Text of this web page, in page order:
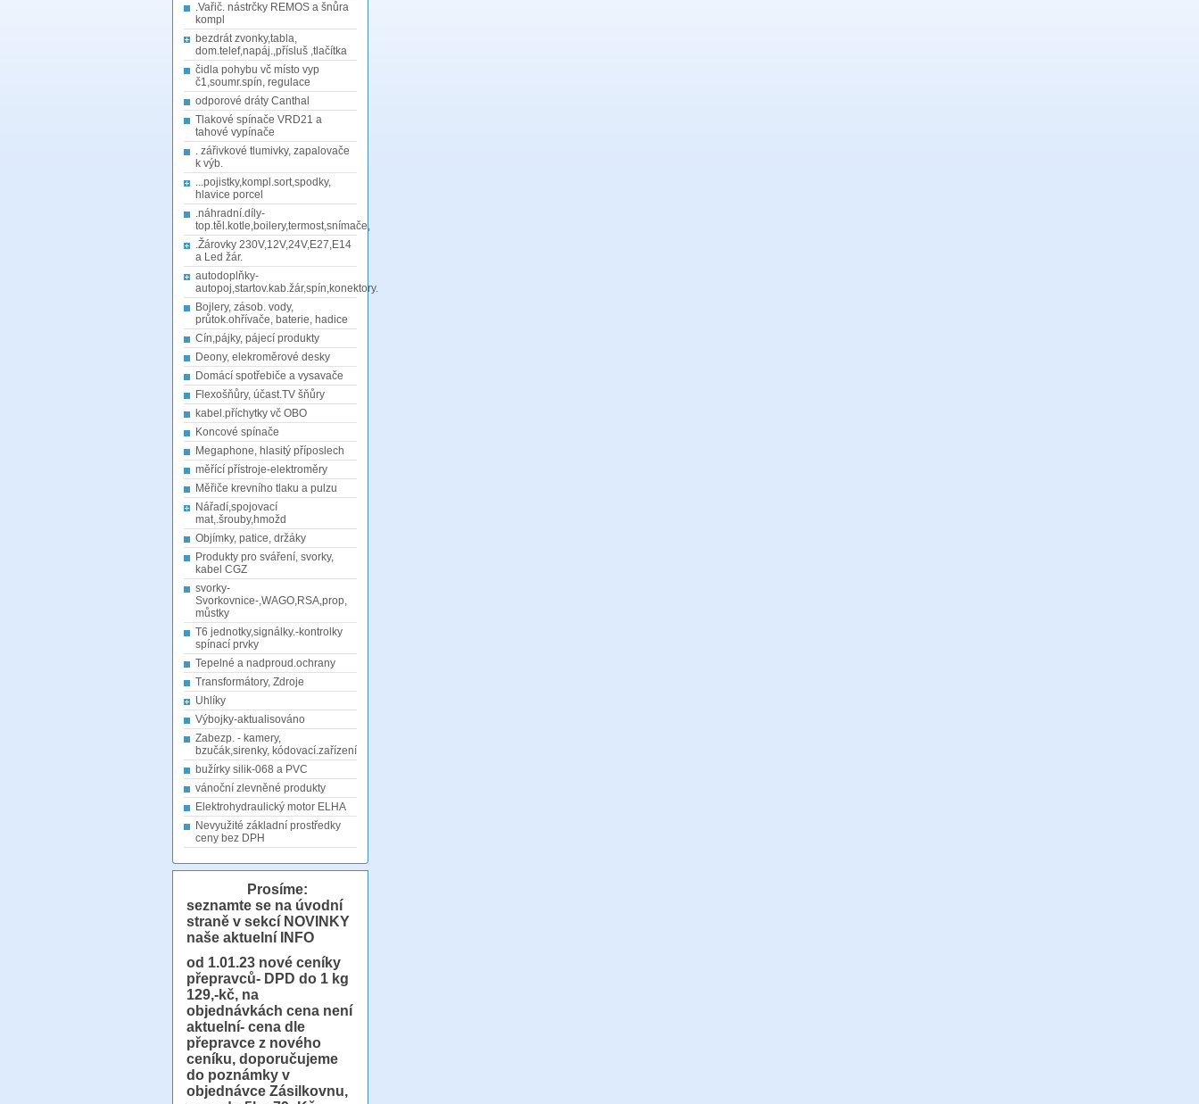
.Vařič. nástrčky REMOS a šnůra
kompl
bezdrát zvonky,tabla,
dom.telef,napáj.,přísluš ,tlačítka
čidla pohybu vč místo vyp
č1,soumr.spín, regulace
odporové dráty Canthal
Tlakové spínače VRD21 a
tahové vypínače
. zářivkové tlumivky, zapalovače
k výb.
...pojistky,kompl.sort,spodky,
hlavice porcel
.náhradní.díly-
top.těl.kotle,boilery,termost,snímače,
.Žárovky 230V,12V,24V,E27,E14
a Led žár.
autodoplňky-
autopoj,startov.kab.žár,spín,konektory.
Bojlery, zásob. vody,
průtok.ohřívače, baterie, hadice
Cín,pájky, pájecí produkty
Deony, elekroměrové desky
Domácí spotřebiče a vysavače
Flexošňůry, účast.TV šňůry
kabel.příchytky vč OBO
Koncové spínače
Megaphone, hlasitý příposlech
měřící přístroje-elektroměry
Měřiče krevního tlaku a pulzu
Nářadí,spojovací
mat,.šrouby,hmožd
Objímky, patice, držáky
Produkty pro sváření, svorky,
kabel CGZ
svorky-
Svorkovnice-,WAGO,RSA,prop,
můstky
T6 jednotky,signálky.-kontrolky
spínací prvky
Tepelné a nadproud.ochrany
Transformátory, Zdroje
Uhlíky
Výbojky-aktualisováno
Zabezp. - kamery,
bzučák,sirenky, kódovací.zařízení
bužírky silik-068 a PVC
vánoční zlevněné produkty
Elektrohydraulický motor ELHA
Nevyužité základní prostředky
ceny bez DPH
Prosíme:
seznamte se na úvodní
straně v sekcí NOVINKY
naše aktuelní INFO
od 1.01.23 nové ceníky
přepravců- DPD do 1 kg
129,-kč, na
objednávkách cena není
aktuelní- cena dle
přepravce z nového
ceníku, doporučujeme
do poznámky v
objednávce Zásilkovnu,